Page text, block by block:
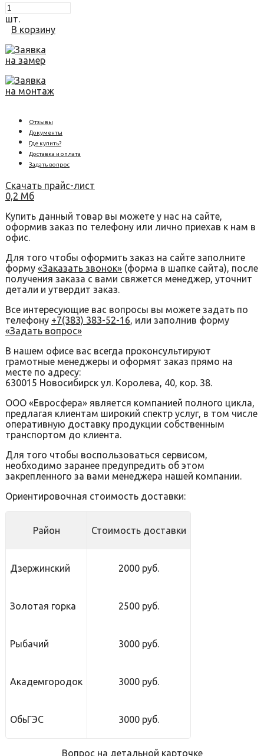
шт.
В корзину
Заявка
на замер
Заявка
на монтаж
Отзывы
Документы
Где купить?
Доставка и оплата
Задать вопрос
Скачать прайс-лист
0,2 Мб
Купить данный товар вы можете у нас на сайте,
оформив заказ по телефону или лично приехав к нам в
офис.
Для того чтобы оформить заказ на сайте заполните
форму «Заказать звонок» (форма в шапке сайта), после
получения заказа с вами свяжется менеджер, уточнит
детали и утвердит заказ.
Все интересующие вас вопросы вы можете задать по
телефону +7(383) 383-52-16, или заполнив форму
«Задать вопрос»
В нашем офисе вас всегда проконсультируют
грамотные менеджеры и оформят заказ прямо на
месте по адресу:
630015 Новосибирск ул. Королева, 40, кор. 38.
ООО «Евросфера» является компанией полного цикла,
предлагая клиентам широкий спектр услуг, в том числе
оперативную доставку продукции собственным
транспортом до клиента.
Для того чтобы воспользоваться сервисом,
необходимо заранее предупредить об этом
закрепленного за вами менеджера нашей компании.
Ориентировочная стоимость доставки:
Район Стоимость доставки
Дзержинский 2000 руб.
Золотая горка 2500 руб.
Рыбачий 3000 руб.
Академгородок 3000 руб.
ОбьГЭС 3000 руб.
Вопрос на детальной карточке